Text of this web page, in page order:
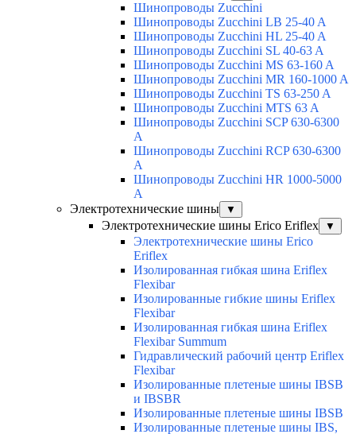
Шинопроводы Zucchini
Шинопроводы Zucchini LB 25-40 A
Шинопроводы Zucchini HL 25-40 A
Шинопроводы Zucchini SL 40-63 A
Шинопроводы Zucchini MS 63-160 A
Шинопроводы Zucchini MR 160-1000 A
Шинопроводы Zucchini TS 63-250 A
Шинопроводы Zucchini MTS 63 A
Шинопроводы Zucchini SCP 630-6300
A
Шинопроводы Zucchini RCP 630-6300
A
Шинопроводы Zucchini HR 1000-5000
A
Электротехнические шины
▼
Электротехнические шины Erico Eriflex ▼
Электротехнические шины Erico
Eriflex
Изолированная гибкая шина Eriflex
Flexibar
Изолированные гибкие шины Eriflex
Flexibar
Изолированная гибкая шина Eriflex
Flexibar Summum
Гидравлический рабочий центр Eriflex
Flexibar
Изолированные плетеные шины IBSB
и IBSBR
Изолированные плетеные шины IBSB
Изолированные плетеные шины IBS,